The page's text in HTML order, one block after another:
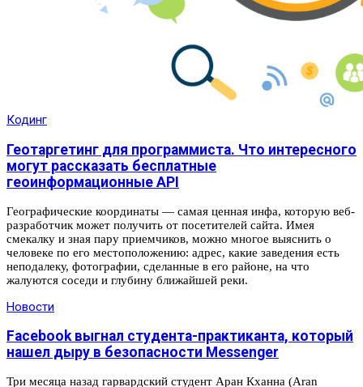
Кодинг
Геотаргетинг для программиста. Что интересного
могут рассказать бесплатные
геоинформационные API
Географические координаты — самая ценная инфа, которую веб-
разработчик может получить от посетителей сайта. Имея
смекалку и зная пару приемчиков, можно многое выяснить о
человеке по его местоположению: адрес, какие заведения есть
неподалеку, фотографии, сделанные в его районе, на что
жалуются соседи и глубину ближайшей реки.
Новости
Facebook выгнал студента-практиканта, который
нашел дыру в безопасности Messenger
Три месяца назад гарвардский студент Аран Кханна (Aran